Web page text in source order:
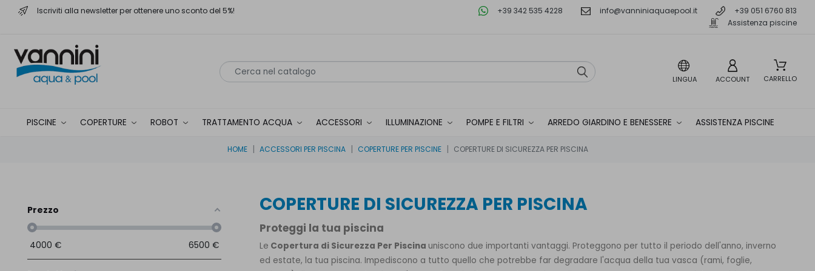
Iscriviti alla newsletter per ottenere uno sconto del 5%! +39 342 535 4228 info@vanniniaquaepool.it
+39 051 6760 813
Assistenza piscine
LINGUA ACCOUNT CARRELLO
PISCINE COPERTURE ROBOT TRATTAMENTO ACQUA ACCESSORI ILLUMINAZIONE POMPE E FILTRI ARREDO GIARDINO E BENESSERE ASSISTENZA PISCINE
HOME ACCESSORI PER PISCINA COPERTURE PER PISCINE COPERTURE DI SICUREZZA PER PISCINA
Prezzo
4000 € 6500 €
COPERTURE DI SICUREZZA PER PISCINA
Proteggi la tua piscina
Le Copertura di Sicurezza Per Piscina uniscono due importanti vantaggi. Proteggono per tutto il periodo dell'anno, inverno
ed estate, la tua piscina. Impediscono a tutto quello che potrebbe far degradare l'acqua della tua vasca (rami, foglie,